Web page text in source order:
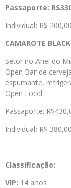
Passaporte:
Individual: R$ 200,00
CAMAROTE BLACK
Setor no Anel do
Open Bar de
espumante,
Open Food
Passaporte:
Individual: R$ 380,00
Classificação:
VIP: 14 anos